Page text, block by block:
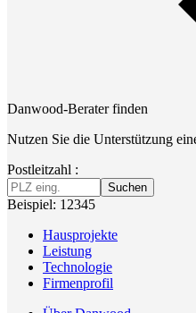
Danwood-Berater finden
Nutzen Sie die Unterstützung
Postleitzahl :
Suchen
Beispiel: 12345
Hausprojekte
Leistung
Technologie
Firmenprofil